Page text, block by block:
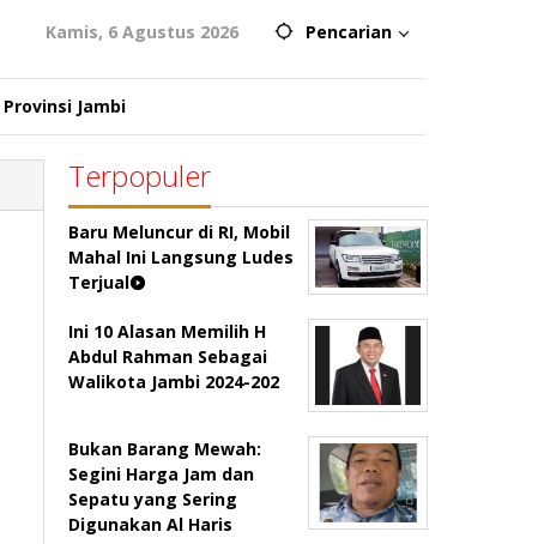
Kamis, 6 Agustus 2026 Pencarian
Provinsi Jambi
Terpopuler
Baru Meluncur di RI, Mobil
Mahal Ini Langsung Ludes
Terjual
Ini 10 Alasan Memilih H
Abdul Rahman Sebagai
Walikota Jambi 2024-202
Bukan Barang Mewah:
Segini Harga Jam dan
Sepatu yang Sering
Digunakan Al Haris